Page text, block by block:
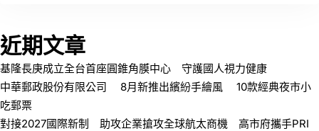
近期文章
基隆長庚成立全台首座圓錐角膜中心 守護國人視力健康
中華郵政股份有限公司 8月新推出繽紛手繪風 10款經典夜市小
吃郵票
對接2027國際新制 助攻企業搶攻全球航太商機 高市府攜手PRI